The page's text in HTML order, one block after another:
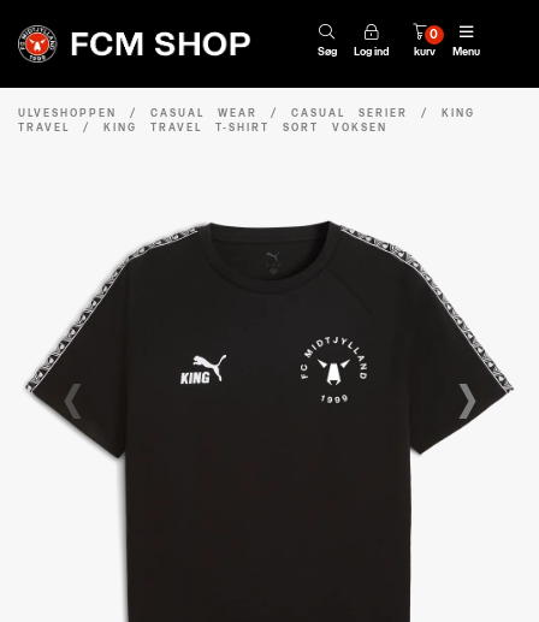
Søg Log ind kurv
0
Menu
ULVESHOPPEN / CASUAL WEAR / CASUAL SERIER / KING
TRAVEL / KING TRAVEL T-SHIRT SORT VOKSEN
‹ ›